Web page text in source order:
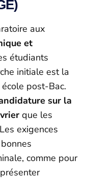
aux
et
étudiants
initiale est la
post-Bac.
sur la
que les
exigences
comme pour